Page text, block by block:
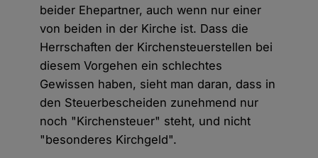
beider Ehepartner, auch wenn nur einer
von beiden in der Kirche ist. Dass die
Herrschaften der Kirchensteuerstellen bei
diesem Vorgehen ein schlechtes
Gewissen haben, sieht man daran, dass in
den Steuerbescheiden zunehmend nur
noch "Kirchensteuer" steht, und nicht
"besonderes Kirchgeld".